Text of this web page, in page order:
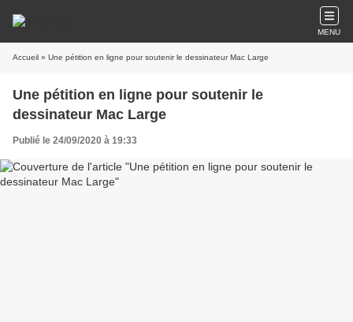
MENU
Accueil » Une pétition en ligne pour soutenir le dessinateur Mac Large
Une pétition en ligne pour soutenir le
dessinateur Mac Large
Publié le 24/09/2020 à 19:33